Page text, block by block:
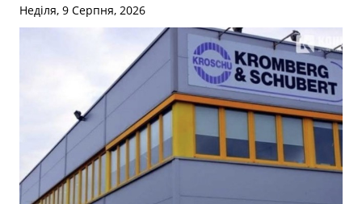
Неділя, 9 Серпня, 2026